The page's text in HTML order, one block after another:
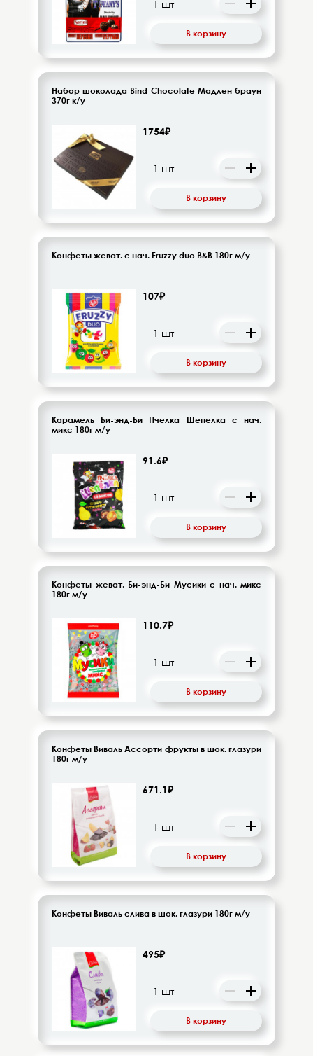
В корзину
Набор шоколада Bind Chocolate Мадлен браун
370г к/у
1754₽
В корзину
Конфеты жеват. с нач. Fruzzy duo B&B 180г м/у
107₽
В корзину
Карамель Би-энд-Би Пчелка Шепелка с нач.
микс 180г м/у
91.6₽
В корзину
Конфеты жеват. Би-энд-Би Мусики с нач. микс
180г м/у
110.7₽
В корзину
Конфеты Виваль Ассорти фрукты в шок. глазури
180г м/у
671.1₽
В корзину
Конфеты Виваль слива в шок. глазури 180г м/у
495₽
В корзину